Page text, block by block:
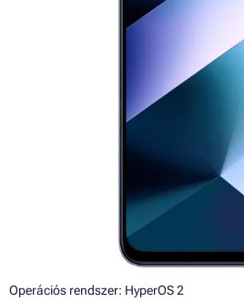
Operációs rendszer: HyperOS 2